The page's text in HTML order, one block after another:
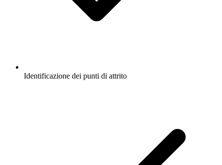
Identificazione dei punti di attrito